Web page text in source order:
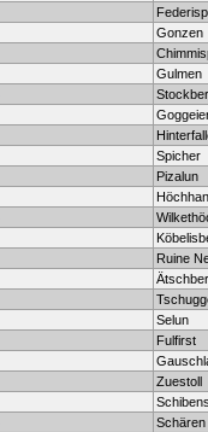
Gonzen
Gulmen
Spicher
Pizalun
Ruine
Selun
Fulfirst
Zuestoll
Schären